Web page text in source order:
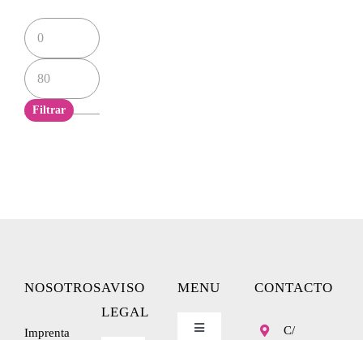
Precio
mínimo
Precio
máximo
Filtrar
NOSOTROS
Imprenta
AVISO
LEGAL
MENU
Toggle
CONTACTO
C/